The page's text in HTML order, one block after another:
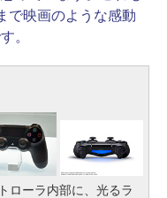
で映画のような感動
。
ローラ内部に、光るラ